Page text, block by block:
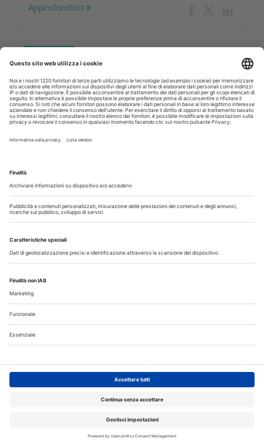
Approfondisci
AI in odontoiatria: i dentisti la vogliono
per gestire lo studio, non per decidere le
cure
Negli Stati Uniti il 43,3% degli odontoiatri utilizza già strumenti
non sostituisce il giudizio professionale
Speciali in Evidenza